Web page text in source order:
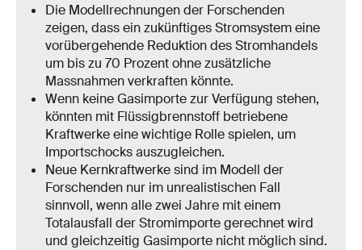
Die Modellrechnungen der Forschenden
zeigen, dass ein zukünftiges Stromsystem eine
vorübergehende Reduktion des Stromhandels
um bis zu 70 Prozent ohne zusätzliche
Massnahmen verkraften könnte.
Wenn keine Gasimporte zur Verfügung stehen,
könnten mit Flüssigbrennstoff betriebene
Kraftwerke eine wichtige Rolle spielen, um
Importschocks auszugleichen.
Neue Kernkraftwerke sind im Modell der
Forschenden nur im unrealistischen Fall
sinnvoll, wenn alle zwei Jahre mit einem
Totalausfall der Stromimporte gerechnet wird
und gleichzeitig Gasimporte nicht möglich sind.